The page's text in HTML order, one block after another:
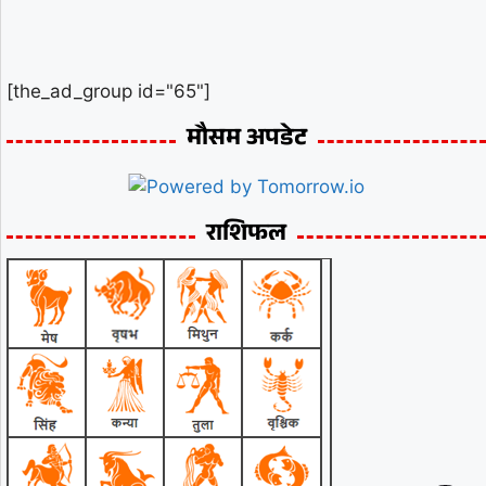
[the_ad_group id="65"]
मौसम अपडेट
राशिफल